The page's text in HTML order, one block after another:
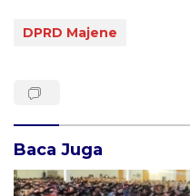
DPRD Majene
Baca Juga